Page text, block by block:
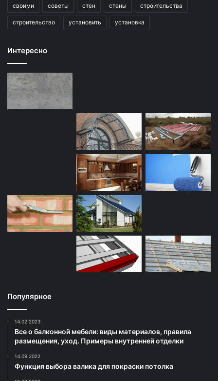
своими советы стен стены строительства
строительство установить установка
Интересно
Популярное
14.02.2023
Все о балконной мебели: виды материалов, правила
размещения, уход. Примеры внутренней отделки
14.09.2022
Функция выбора валика для покраски потолка